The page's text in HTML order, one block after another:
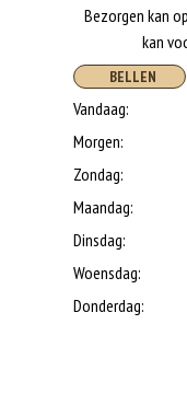
Bezorgen kan
kan
BELLEN
Vandaag:
Morgen:
Zondag:
Maandag:
Dinsdag:
Woensdag:
Donderdag: